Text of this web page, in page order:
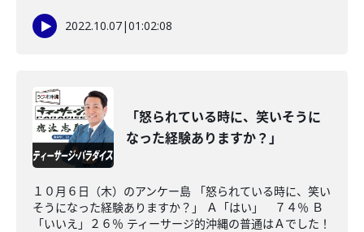
2022.10.07|01:02:08
「怒られている時に、笑いそうに
なった経験ありますか？」
１０月６日（木）のアンケー島 「怒られている時に、笑い
そうになった経験ありますか？」 Ａ「はい」 ７４％ Ｂ
「いいえ」２６％ ティーサージ的沖縄の普通はＡでした！